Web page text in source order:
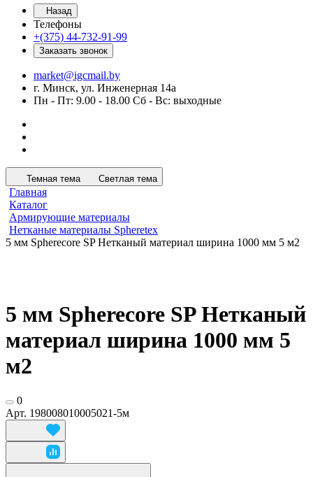
Назад
Телефоны
+(375) 44-732-91-99
Заказать звонок
market@igcmail.by
г. Минск, ул. Инженерная 14а
Пн - Пт: 9.00 - 18.00 Сб - Вс: выходные
Темная тема Светлая тема
Главная
Каталог
Армирующие материалы
Нетканые материалы Spheretex
5 мм Spherecore SP Нетканый материал ширина 1000 мм 5 м2
5 мм Spherecore SP Нетканый
материал ширина 1000 мм 5
м2
0
Арт. 198008010005021-5м